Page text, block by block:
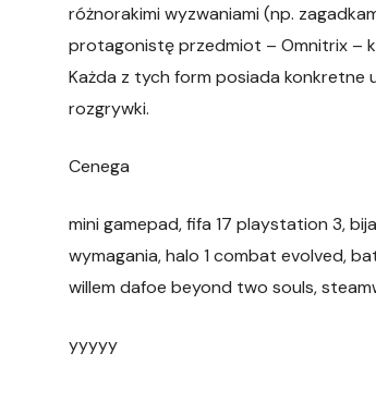
różnorakimi wyzwaniami (np.
protagonistę przedmiot – Omnitrix –
Każda z tych form posiada
rozgrywki.
Cenega
mini gamepad, fifa 17 playstation 3,
wymagania, halo 1 combat evolved,
willem dafoe beyond two souls,
yyyyy